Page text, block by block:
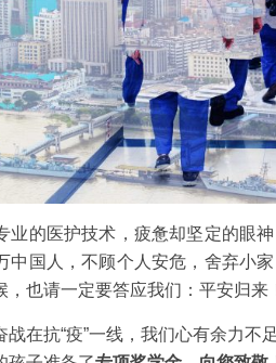
业的医护技术，疲惫却坚定的眼
中国人，不顾个人安危，舍弃小
也请一定要答应我们：平安归来
在抗“疫”一线，我们心有余力